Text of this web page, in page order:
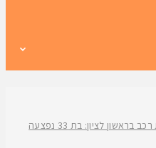
פגיעת רכב בראשון לציון: בת 33 נפצעה